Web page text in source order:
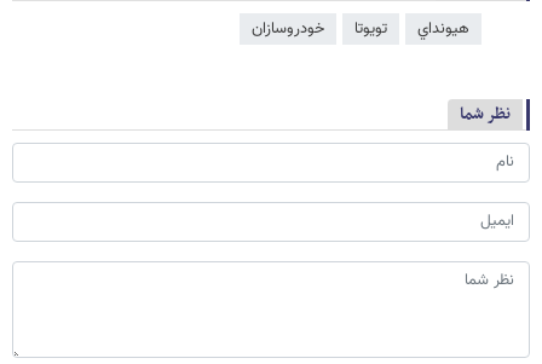
هيونداي تویوتا خودروسازان
نظر شما